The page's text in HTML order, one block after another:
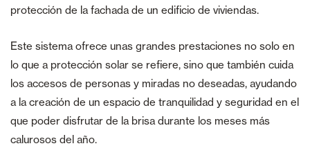
protección de la fachada de un edificio de viviendas.
Este sistema ofrece unas grandes prestaciones no solo en
lo que a protección solar se refiere, sino que también cuida
los accesos de personas y miradas no deseadas, ayudando
a la creación de un espacio de tranquilidad y seguridad en el
que poder disfrutar de la brisa durante los meses más
calurosos del año.